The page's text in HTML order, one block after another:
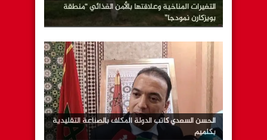
التغيرات المناخية وعلاقتها بالأمن الغذائي “منطقة
بويزكارن نمودجا”
الحسن السعدي كاتب الدولة المكلف بالصناعة التقليدية
بكلميم